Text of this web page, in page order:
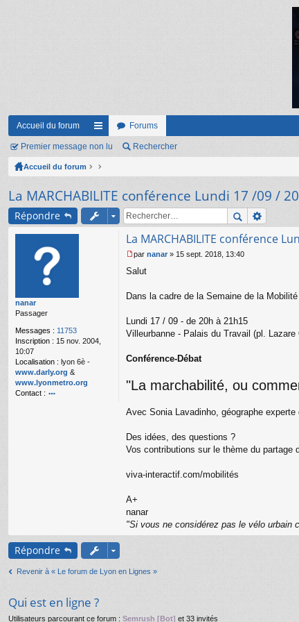
Accueil du forum
ac
co
ci
s
Forums
Premier message non lu Rechercher
Accueil du forum
La MARCHABILITE conférence Lundi 17 /09 /
Répondre
nanar
Passager
Messages : 11753
Inscription : 15 nov. 2004,
10:07
Localisation : lyon 6è -
www.darly.org &
www.lyonmetro.org
Contact :
La MARCHABILITE conférence
e
s
e
n
par nanar » 15 sept. 2018, 13:40
Salut
Dans la cadre de la Semaine de la Mobilité
Lundi 17 / 09 - de 20h à 21h15
Villeurbanne - Palais du Travail (pl.
Conférence-Débat
"La marchabilité, ou
Avec Sonia Lavadinho, géographe
Des idées, des questions ?
Vos contributions sur le thème du partage
viva-interactif.com/mobilités
A+
nanar
"Si vous ne considérez pas le vélo urbain
Répondre
Revenir à « Le forum de Lyon en Lignes »
Qui est en ligne ?
Utilisateurs parcourant ce forum : Semrush [Bot] et 33 invités